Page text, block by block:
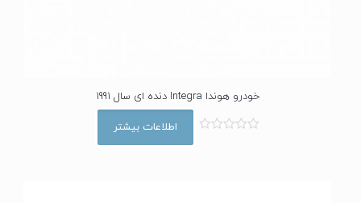
خودرو هوندا Integra دنده ای سال 1991
اطلاعات بیشتر